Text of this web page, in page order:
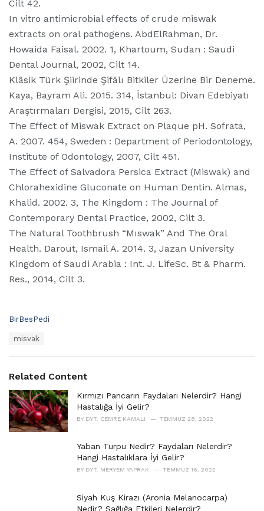
Cilt 42.
In vitro antimicrobial effects of crude miswak
extracts on oral pathogens. AbdElRahman, Dr.
Howaida Faisal. 2002. 1, Khartoum, Sudan : Saudi
Dental Journal, 2002, Cilt 14.
Klâsik Türk Şiirinde Şifâlı Bitkiler Üzerine Bir Deneme.
Kaya, Bayram Ali. 2015. 314, İstanbul: Divan Edebiyatı
Araştırmaları Dergisi, 2015, Cilt 263.
The Effect of Miswak Extract on Plaque pH. Sofrata,
A. 2007. 454, Sweden : Department of Periodontology,
Institute of Odontology, 2007, Cilt 451.
The Effect of Salvadora Persica Extract (Miswak) and
Chlorahexidine Gluconate on Human Dentin. Almas,
Khalid. 2002. 3, The Kingdom : The Journal of
Contemporary Dental Practice, 2002, Cilt 3.
The Natural Toothbrush “Mıswak” And The Oral
Health. Darout, Ismail A. 2014. 3, Jazan University
Kingdom of Saudi Arabia : Int. J. LifeSc. Bt & Pharm.
Res., 2014, Cilt 3.
C
r
i
e
s
:
BirBesPedi
:
misvak
Related Content
Kırmızı Pancarın Faydaları Nelerdir? Hangi
Hastalığa İyi Gelir?
BY DYT. CEMRE KAMALI TEMMUZ 28, 2022
Yaban Turpu Nedir? Faydaları Nelerdir?
Hangi Hastalıklara İyi Gelir?
BY DYT. MERYEM YAPRAK TEMMUZ 16, 2022
Siyah Kuş Kirazı (Aronia Melanocarpa)
Nedir? Sağlığa Etkileri Nelerdir?